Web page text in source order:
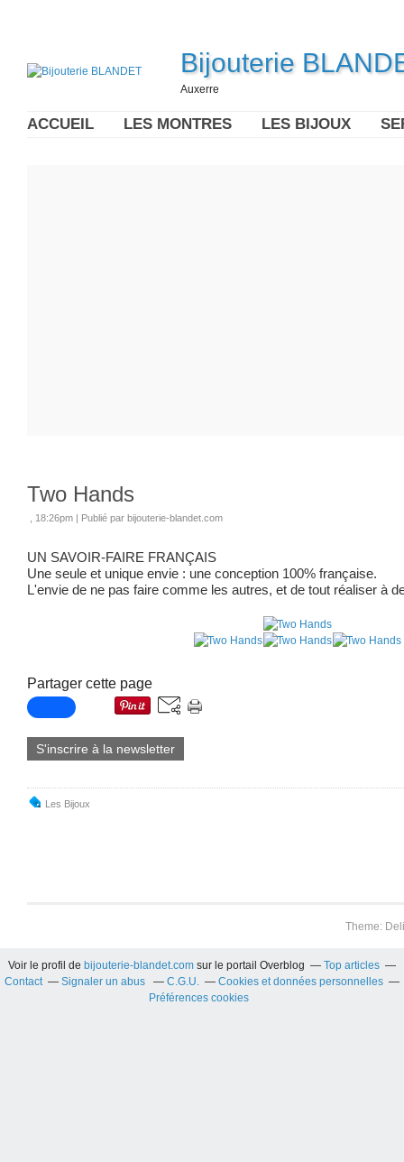
Bijouterie
Auxerre
ACCUEIL LES MONTRES LES BIJOUX
Two Hands
, 18:26pm | Publié par bijouterie-blandet.com
UN SAVOIR-FAIRE FRANÇAIS​
Une seule et unique envie : une conception 100% française.⁣⁣
L'envie de ne pas faire comme les autres, et de tout réaliser à
Partager cette page
S'inscrire à la newsletter
Les Bijoux
Theme:
Voir le profil de bijouterie-blandet.com sur le portail Overblog
Top articles
Contact
Signaler un abus C.G.U.
Cookies et données personnelles
Préférences cookies